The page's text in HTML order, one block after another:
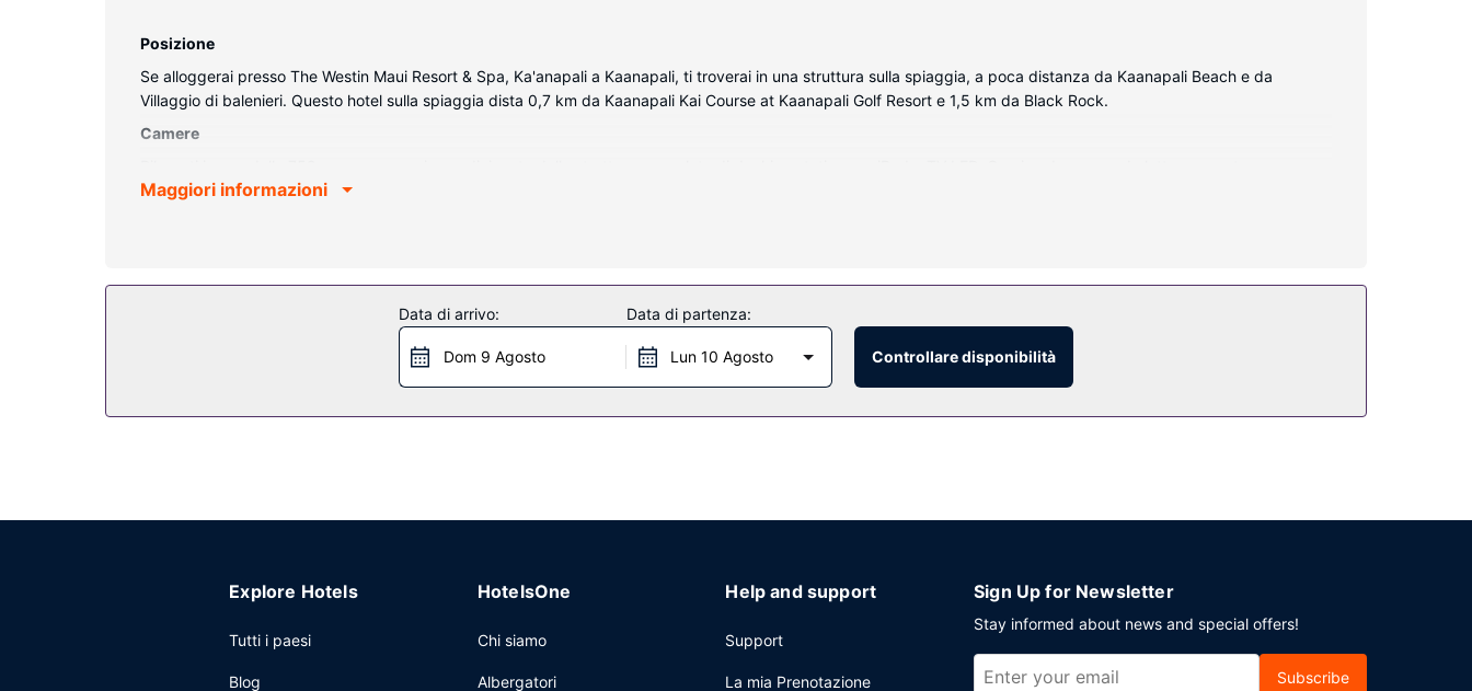
Posizione
Se alloggerai presso The Westin Maui Resort & Spa, Ka'anapali a Kaanapali, ti troverai in una struttura sulla spiaggia, a poca distanza da Kaanapali Beach e da
Villaggio di balenieri. Questo hotel sulla spiaggia dista 0,7 km da Kaanapali Kai Course at Kaanapali Golf Resort e 1,5 km da Black Rock.
Camere
doppio strato dormirai sonni tranquilli. Le camere sono dotate di lanai. La connessione Internet via cavo gratuita ti consente di restare in contatto con il mondo, mentre
un'ampia gamma di servizi, che include 3 piscine all'aperto, uno scivolo acquaticoe una palestra aperta giorno e notte. Questo hotel dispone, inoltre, di servizi di
concierge, negozi di articoli da regalo/edicole e un salone di parrucchiere.
Puoi gustare gustose specialità da Waicoco, uno dei 2 ristoranti ristoranti presso un hotel, specializzato in cucina hawaiana; oppure, resta in stanza e approfittarne per
rilassarti, visto che c'è un servizio in camera 24 ore su 24. Altrimenti puoi assaggiare gli stuzzichini preparati al bar/caffetteria. Desideri rilassarti con un drink
Maggiori informazioni
Data di arrivo:
Dom 9 Agosto
Data di partenza:
Lun 10 Agosto Controllare disponibilità
Explore Hotels
Tutti i paesi
Blog
HotelsOne
Chi siamo
Albergatori
Help and support
Support
La mia Prenotazione
Sign Up for Newsletter
Stay informed about news and special offers!
Subscribe